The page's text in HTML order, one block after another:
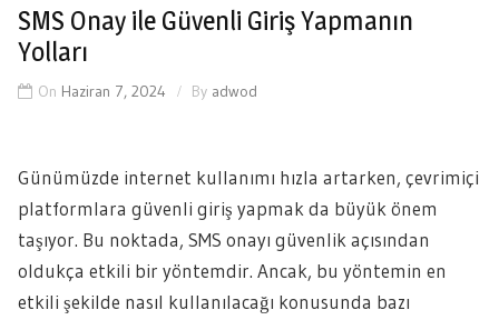
SMS Onay ile Güvenli Giriş Yapmanın
Yolları
On Haziran 7, 2024 By adwod
Günümüzde internet kullanımı hızla artarken, çevrimiçi
platformlara güvenli giriş yapmak da büyük önem
taşıyor. Bu noktada, SMS onayı güvenlik açısından
oldukça etkili bir yöntemdir. Ancak, bu yöntemin en
etkili şekilde nasıl kullanılacağı konusunda bazı